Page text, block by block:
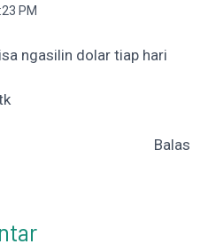
PM
ngasilin dolar tiap hari
Balas